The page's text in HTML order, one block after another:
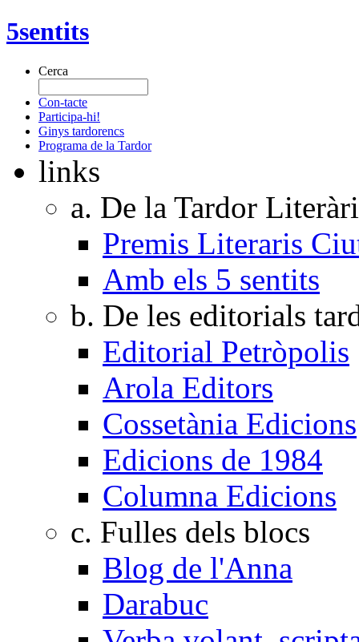
5sentits
Cerca
Con-tacte
Participa-hi!
Ginys tardorencs
Programa de la Tardor
links
a. De la Tardor
Premis Literaris
Amb els 5 sentits
b. De les editorials
Editorial Petròpolis
Arola Editors
Cossetània Edicions
Edicions de 1984
Columna Edicions
c. Fulles dels blocs
Blog de l'Anna
Darabuc